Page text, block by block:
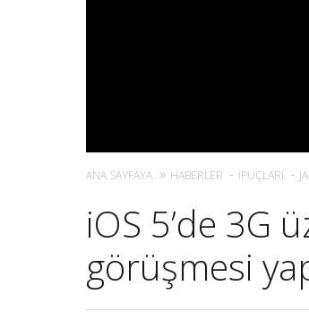
ANA SAYFAYA HABERLER İPUÇLARI
iOS 5’de 3G
görüşmesi